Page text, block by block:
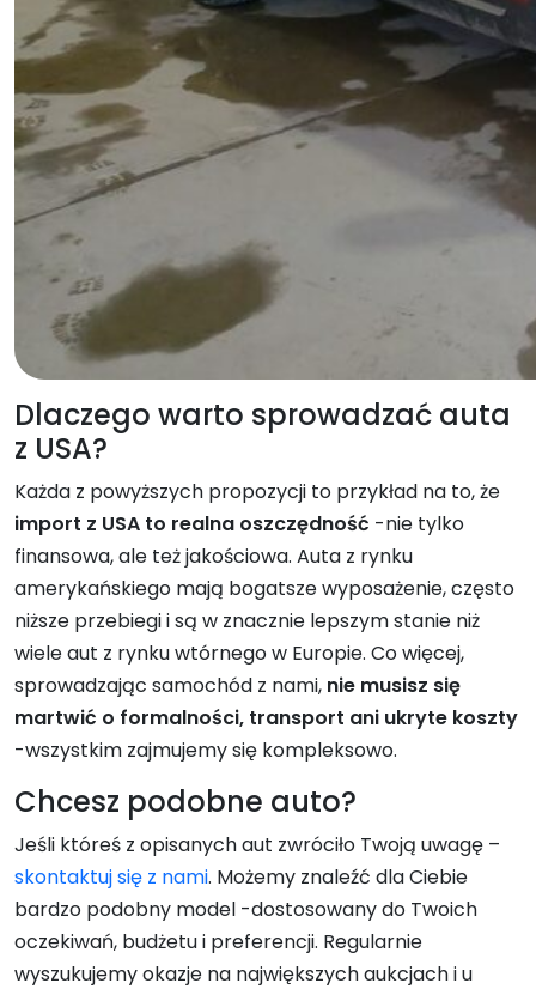
Dlaczego warto sprowadzać auta
z USA?
Każda z powyższych propozycji to przykład na to, że
import z USA to realna oszczędność -nie tylko
finansowa, ale też jakościowa. Auta z rynku
amerykańskiego mają bogatsze wyposażenie, często
niższe przebiegi i są w znacznie lepszym stanie niż
wiele aut z rynku wtórnego w Europie. Co więcej,
sprowadzając samochód z nami, nie musisz się
martwić o formalności, transport ani ukryte koszty
-wszystkim zajmujemy się kompleksowo.
Chcesz podobne auto?
Jeśli któreś z opisanych aut zwróciło Twoją uwagę –
skontaktuj się z nami. Możemy znaleźć dla Ciebie
bardzo podobny model -dostosowany do Twoich
oczekiwań, budżetu i preferencji. Regularnie
wyszukujemy okazje na największych aukcjach i u